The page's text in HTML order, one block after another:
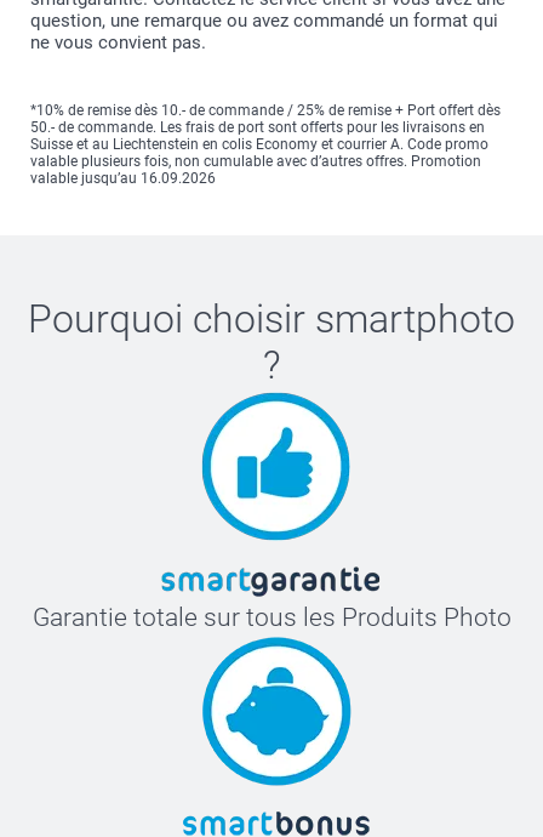
question, une remarque ou avez commandé un format qui
ne vous convient pas.
*10% de remise dès 10.- de commande / 25% de remise + Port offert dès
50.- de commande. Les frais de port sont offerts pour les livraisons en
Suisse et au Liechtenstein en colis Economy et courrier A. Code promo
valable plusieurs fois, non cumulable avec d’autres offres. Promotion
valable jusqu’au 16.09.2026
Pourquoi choisir smartphoto
?
Garantie totale sur tous les Produits Photo